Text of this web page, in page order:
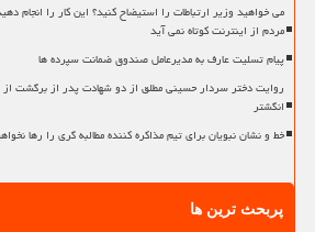
می خواهید وزیر ارتباطات را استیضاح کنید؟ این کار را انجام
مردم از اینترنت کوتاه نمی آید
پیام تسلیت عارف به مدیرعامل صندوق ضمانت سپرده ها
روایت دختر سردار حسینی مطلق از دو شهادت پدر از برگشت از
انگشتر
خط و نشان نبویان برای تیم مذاکره کننده مطالبه گری را رها
پربحث ترین ها